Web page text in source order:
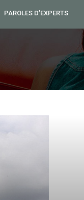
PAROLES D’EXPERTS